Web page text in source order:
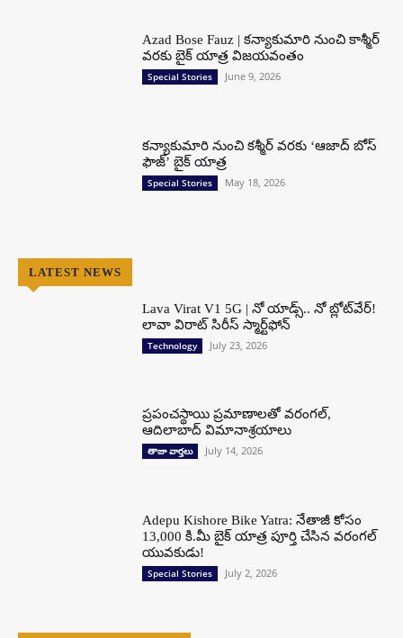
Azad Bose Fauz | కన్యాకుమారి నుంచి కాశ్మీర్
వరకు బైక్ యాత్ర విజయవంతం
Special Stories June 9, 2026
కన్యాకుమారి నుంచి కశ్మీర్ వరకు ‘ఆజాద్ బోస్
ఫౌజ్’ బైక్ యాత్ర
Special Stories May 18, 2026
LATEST NEWS
Lava Virat V1 5G | నో యాడ్స్.. నో బ్లోట్‌వేర్!
లావా విరాట్ సిరీస్ స్మార్ట్‌ఫోన్​
Technology July 23, 2026
ప్రపంచస్థాయి ప్రమాణాలతో వరంగల్,
ఆదిలాబాద్ విమానాశ్రయాలు
తాజా వార్తలు July 14, 2026
Adepu Kishore Bike Yatra: నేతాజీ కోసం
13,000 కి.మీ బైక్ యాత్ర పూర్తి చేసిన వరంగల్
యువకుడు!
Special Stories July 2, 2026